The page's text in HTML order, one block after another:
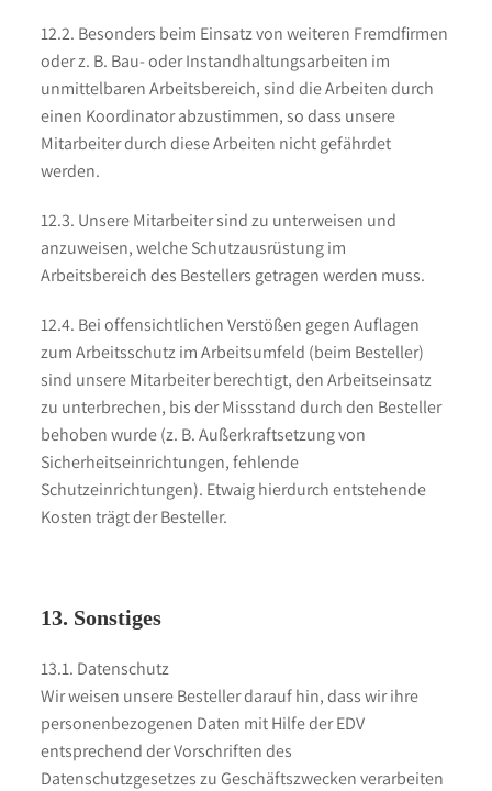
12.2. Besonders beim Einsatz von weiteren Fremdfirmen
oder z. B. Bau- oder Instandhaltungsarbeiten im
unmittelbaren Arbeitsbereich, sind die Arbeiten durch
einen Koordinator abzustimmen, so dass unsere
Mitarbeiter durch diese Arbeiten nicht gefährdet
werden.
12.3. Unsere Mitarbeiter sind zu unterweisen und
anzuweisen, welche Schutzausrüstung im
Arbeitsbereich des Bestellers getragen werden muss.
12.4. Bei offensichtlichen Verstößen gegen Auflagen
zum Arbeitsschutz im Arbeitsumfeld (beim Besteller)
sind unsere Mitarbeiter berechtigt, den Arbeitseinsatz
zu unterbrechen, bis der Missstand durch den Besteller
behoben wurde (z. B. Außerkraftsetzung von
Sicherheitseinrichtungen, fehlende
Schutzeinrichtungen). Etwaig hierdurch entstehende
Kosten trägt der Besteller.
13. Sonstiges
13.1. Datenschutz
Wir weisen unsere Besteller darauf hin, dass wir ihre
personenbezogenen Daten mit Hilfe der EDV
entsprechend der Vorschriften des
Datenschutzgesetzes zu Geschäftszwecken verarbeiten